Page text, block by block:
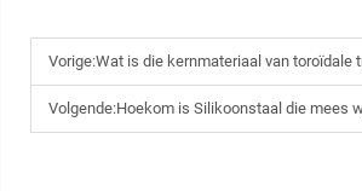
Vorige:Wat is die kernmateriaal van toroïdale
Volgende:Hoekom is Silikoonstaal die mees wydverspreide